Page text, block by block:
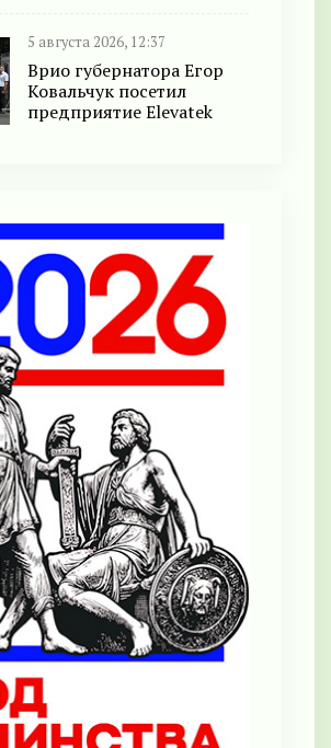
5 августа 2026, 12:37
Врио губернатора Егор
Ковальчук посетил
предприятие Elevatek